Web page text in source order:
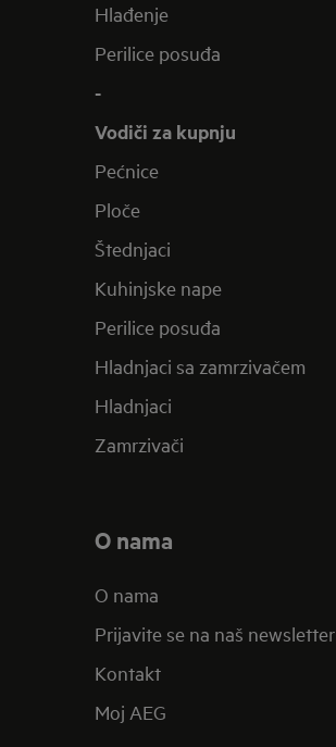
Hlađenje
Perilice posuđa
-
Vodiči za kupnju
Pećnice
Ploče
Štednjaci
Kuhinjske nape
Perilice posuđa
Hladnjaci sa zamrzivačem
Hladnjaci
Zamrzivači
O nama
O nama
Prijavite se na naš newsletter
Kontakt
Moj AEG